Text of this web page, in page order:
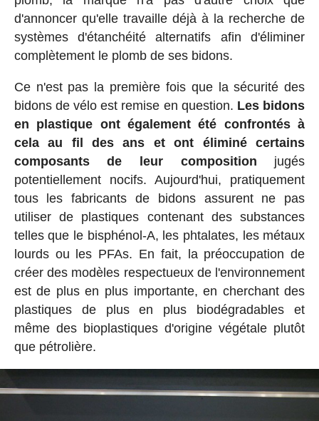
d'annoncer qu'elle travaille déjà à la recherche de
systèmes d'étanchéité alternatifs afin d'éliminer
complètement le plomb de ses bidons.
Ce n'est pas la première fois que la sécurité des
bidons de vélo est remise en question. Les bidons
en plastique ont également été confrontés à
cela au fil des ans et ont éliminé certains
composants de leur composition jugés
potentiellement nocifs. Aujourd'hui, pratiquement
tous les fabricants de bidons assurent ne pas
utiliser de plastiques contenant des substances
telles que le bisphénol-A, les phtalates, les métaux
lourds ou les PFAs. En fait, la préoccupation de
créer des modèles respectueux de l'environnement
est de plus en plus importante, en cherchant des
plastiques de plus en plus biodégradables et
même des bioplastiques d'origine végétale plutôt
que pétrolière.